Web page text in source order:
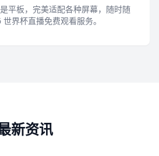
平板，完美适配各种屏幕，随时随
界杯直播免费观看服务。
新资讯